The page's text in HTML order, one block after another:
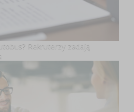
Rekruterzy zadają